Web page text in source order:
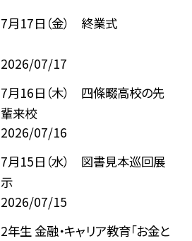
7月17日（金） 終業式
2026/07/17
7月16日（木） 四條畷高校の先
輩来校
2026/07/16
7月15日（水） 図書見本巡回展
示
2026/07/15
2年生 金融・キャリア教育「お金と